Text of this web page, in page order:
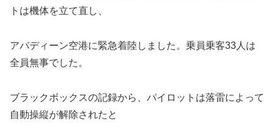
トは機体を立て直し、
アバディーン空港に緊急着陸しました。乗員乗客33人は
全員無事でした。
ブラックボックスの記録から、パイロットは落雷によって
自動操縦が解除されたと